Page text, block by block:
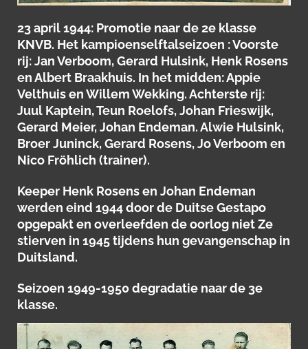
23 april 1944: Promotie naar de 2e klasse
KNVB. Het kampioenselftalseizoen : Voorste
rij: Jan Verboom, Gerard Hulsink, Henk Rosens
en Albert Braakhuis. In het midden: Appie
Velthuis en Willem Wekking. Achterste rij:
Juul Kaptein, Teun Roelofs, Johan Frieswijk,
Gerard Meier, Johan Endeman. Alwie Hulsink,
Broer Juninck, Gerard Rosens, Jo Verboom en
Nico Fröhlich (trainer).
Keeper Henk Rosens en Johan Endeman
werden eind 1944 door de Duitse Gestapo
opgepakt en overleefden de oorlog niet Ze
stierven in 1945 tijdens hun gevangenschap in
Duitsland.
Seizoen 1949-1950 degradatie naar de 3e
klasse.